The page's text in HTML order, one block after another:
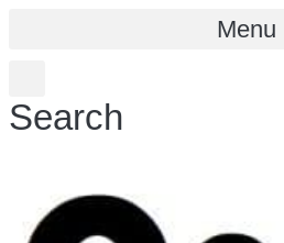
Menu
Search